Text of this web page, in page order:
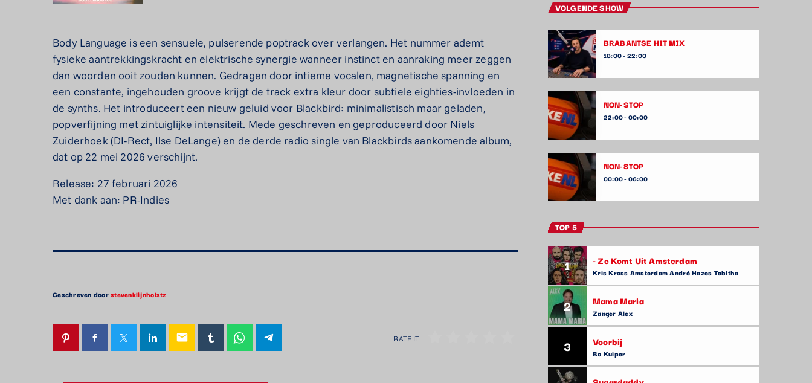
Body Language is een sensuele, pulserende poptrack over verlangen. Het nummer ademt
fysieke aantrekkingskracht en elektrische synergie wanneer instinct en aanraking meer zeggen
dan woorden ooit zouden kunnen. Gedragen door intieme vocalen, magnetische spanning en
een constante, ingehouden groove krijgt de track extra kleur door subtiele eighties-invloeden in
de synths. Het introduceert een nieuw geluid voor Blackbird: minimalistisch maar geladen,
popverfijning met zintuiglijke intensiteit. Mede geschreven en geproduceerd door Niels
Zuiderhoek (DI-Rect, Ilse DeLange) en de derde radio single van Blackbirds aankomende album,
dat op 22 mei 2026 verschijnt.
Release: 27 februari 2026
Met dank aan: PR-Indies
Geschreven doorstevenklijnholstz
email RATE IT
VOLGENDE SHOW
BRABANTSE HIT MIX
18:00 - 22:00
NON-STOP
22:00 - 00:00
NON-STOP
00:00 - 06:00
TOP 5
1 - Ze Komt Uit Amsterdam
Kris Kross Amsterdam André Hazes Tabitha
2 Mama Maria
Zanger Alex
3 Voorbij
Bo Kuiper